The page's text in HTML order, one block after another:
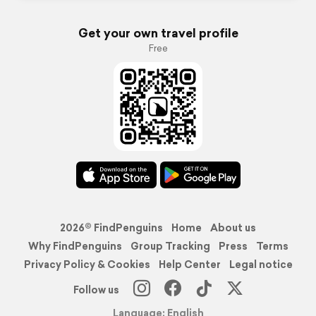
Get your own travel profile
Free
2026© FindPenguins Home
About us
Why FindPenguins
Group Tracking Press
Terms
Privacy Policy & Cookies
Help Center
Legal notice
Follow us